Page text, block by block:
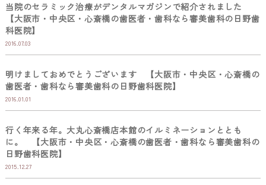
当院のセラミック治療がデンタルマガジンで紹介されました
【大阪市・中央区・心斎橋の歯医者・歯科なら審美歯科の日野歯
科医院】
2016.07.03
明けましておめでとうございます 【大阪市・中央区・心斎橋の
歯医者・歯科なら審美歯科の日野歯科医院】
2016.01.01
行く年来る年。大丸心斎橋店本館のイルミネーションととも
に。 【大阪市・中央区・心斎橋の歯医者・歯科なら審美歯科の
日野歯科医院】
2015.12.27